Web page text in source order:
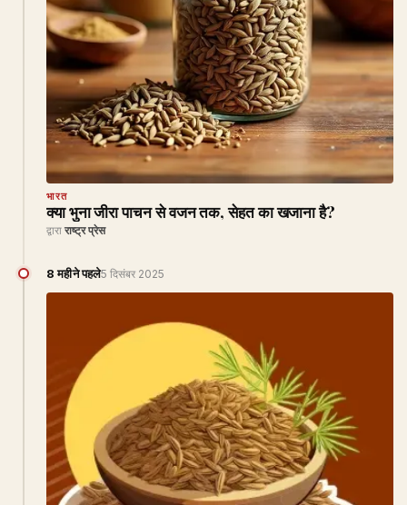
भारत
क्या भुना जीरा पाचन से वजन तक, सेहत का खजाना है?
द्वारा राष्ट्र प्रेस
8 महीने पहले5 दिसंबर 2025